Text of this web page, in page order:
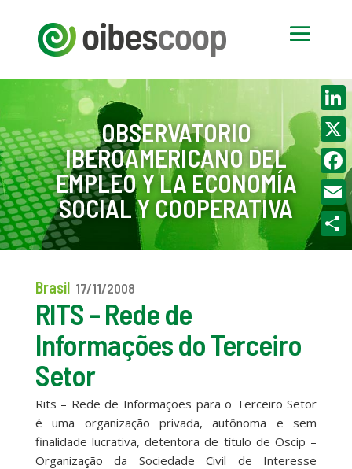
OBSERVATORIO
IBEROAMERICANO DEL
EMPLEO Y LA ECONOMÍA
SOCIAL Y COOPERATIVA
Brasil 17/11/2008
RITS – Rede de
Informações do Terceiro
Setor
Rits – Rede de Informações para o Terceiro Setor
é uma organização privada, autônoma e sem
finalidade lucrativa, detentora de título de Oscip –
Organização da Sociedade Civil de Interesse
X
Email